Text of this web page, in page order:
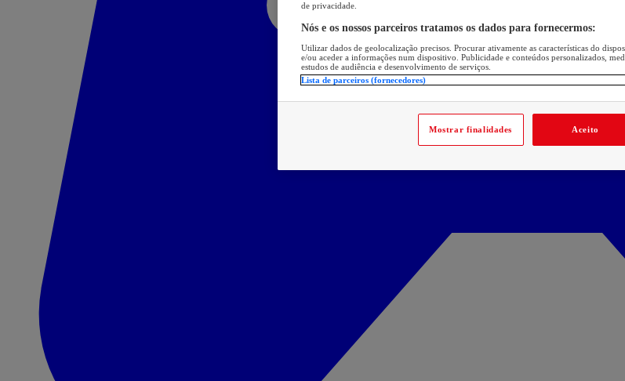
de privacidade.
Nós e os nossos parceiros tratamos os dados para fornecermos:
Utilizar dados de geolocalização precisos. Procurar ativamente as características do
e/ou aceder a informações num dispositivo. Publicidade e conteúdos personalizados,
estudos de audiência e desenvolvimento de serviços.
Lista de parceiros (fornecedores)
Mostrar finalidades Aceito